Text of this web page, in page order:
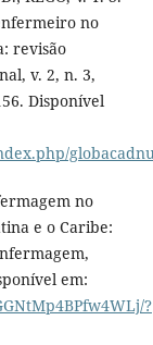
no
revisão
v. 2, n. 3,
Disponível
no
e o Caribe:
em:
?